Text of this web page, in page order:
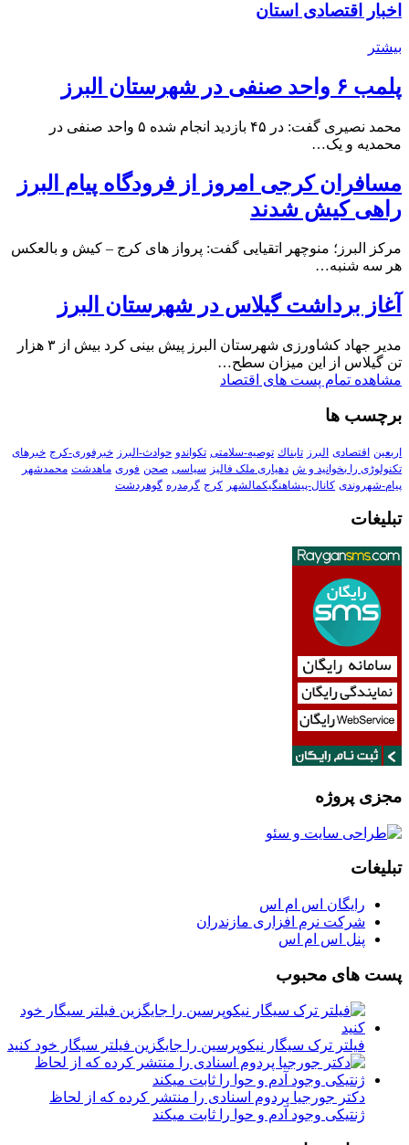
اخبار اقتصادی استان
بیشتر
پلمب ۶ واحد صنفی در شهرستان البرز
محمد نصیری گفت: در ۴۵ بازدید انجام شده ۵ واحد صنفی در
محمدیه و یک…
مسافران کرجی امروز از فرودگاه پیام البرز
راهی کیش شدند
مرکز البرز؛ منوچهر اتقیایی گفت: پرواز های کرج – کیش و بالعکس
هر سه شنبه…
آغاز برداشت گیلاس در شهرستان البرز
مدیر جهاد کشاورزی شهرستان البرز پیش بینی کرد بیش از ۳ هزار
تن گیلاس از این میزان سطح…
مشاهده تمام پست های اقتصاد
برچسب ها
اربعین اقتصادی البرز تابناك توصیه-سلامتی تکواندو حوادث-البرز خبرفوری-کرج خبرهای
تکنولوڑی را بخوانید و ش دهیاری ملک فالیز سیاسی صحن فوری ماهدشت محمدشهر
پیام-شهروندی کانال-پیشاهنگیکمالشهر کرج گرمدره گوهردشت
تبلیغات
مجزی پروژه
تبلیغات
رایگان اس ام اس
شرکت نرم افزاری مازندران
پنل اس ام اس
پست های محبوب
فیلتر ترک سیگار نیکوپرسین را جایگزین فیلتر سیگار خود کنید
دکتر جورجیا پردوم اسنادی را منتشر کرده که از لحاظ
ژنتیکی وجود آدم و حوا را ثابت میکند